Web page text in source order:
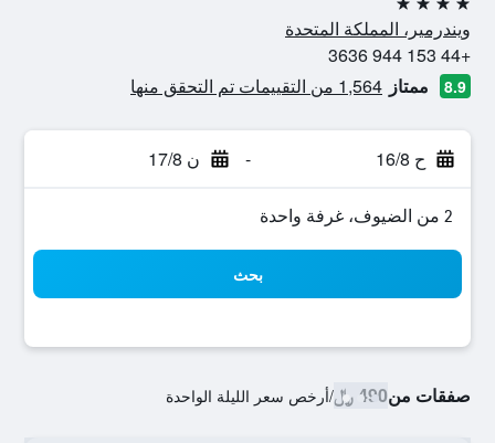
4 نجوم
ويندرمير، المملكة المتحدة
+44 153 944 3636
8.9 ممتاز 1,564 من التقييمات تم التحقق منها
ح 16/8 - ن 17/8
2 من الضيوف، غرفة واحدة
بحث
صفقات من490 ﷼ /أرخص سعر الليلة الواحدة